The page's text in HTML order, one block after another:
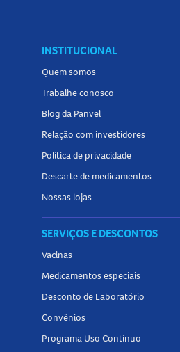
INSTITUCIONAL
Quem somos
Trabalhe conosco
Blog da Panvel
Relação com investidores
Política de privacidade
Descarte de medicamentos
Nossas lojas
SERVIÇOS E DESCONTOS
Vacinas
Medicamentos especiais
Desconto de Laboratório
Convênios
Programa Uso Contínuo